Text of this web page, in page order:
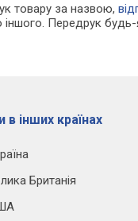
товару за назвою,
іншого. Передрук
в інших країнах
Британія